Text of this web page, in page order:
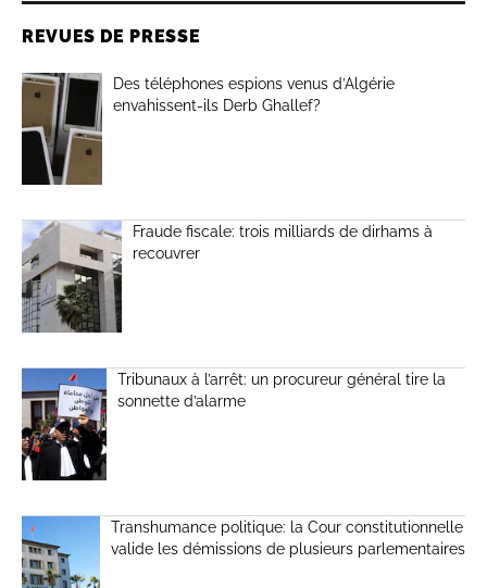
REVUES DE PRESSE
Des téléphones espions venus d’Algérie
envahissent-ils Derb Ghallef?
Fraude fiscale: trois milliards de dirhams à
recouvrer
Tribunaux à l’arrêt: un procureur général tire la
sonnette d’alarme
Transhumance politique: la Cour constitutionnelle
valide les démissions de plusieurs parlementaires